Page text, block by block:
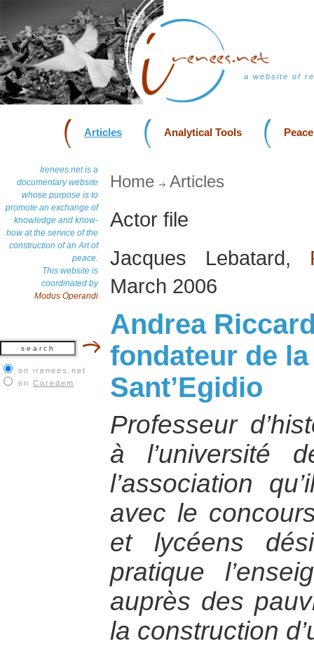
a website of
Articles Analytical Tools
Irenees.net is a
documentary website
whose purpose is to
promote an exchange of
knowledge and know-
how at the service of the
construction of an Art of
peace.
This website is
coordinated by
Modus Operandi
on irenees.net
on Coredem
Home Articles
Actor file
Jacques Lebatard,
March 2006
Andrea
fondateur de
Sant’Egidio
Professeur
à l’université
l’association
avec le
et lycéens
pratique
auprès des
la construction